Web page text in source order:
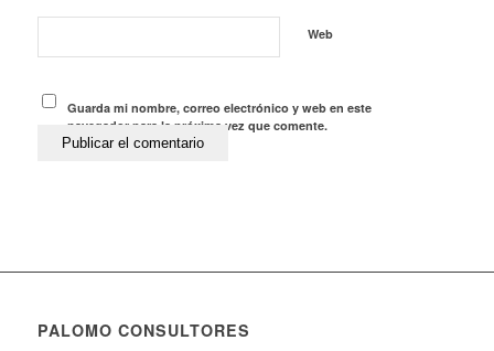
Web
Guarda mi nombre, correo electrónico y web en este
navegador para la próxima vez que comente.
PALOMO CONSULTORES